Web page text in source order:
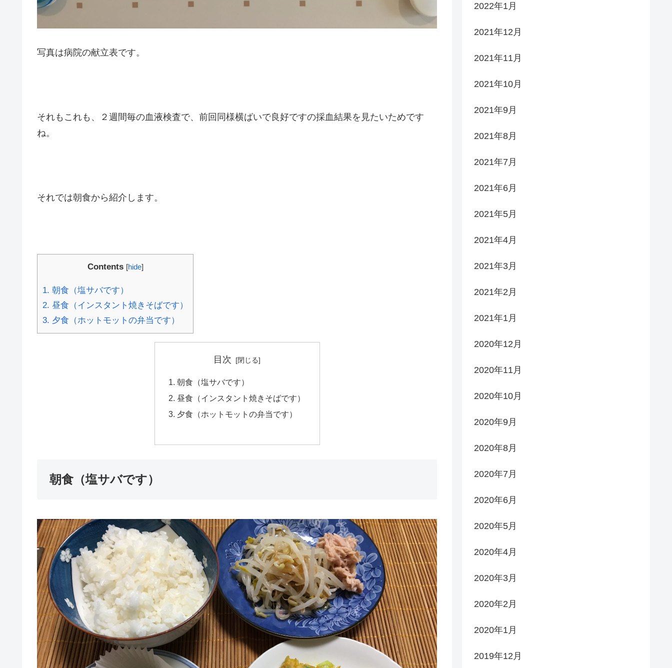
写真は病院の献立表です。
それもこれも、２週間毎の血液検査で、前回同様横ばいで良好ですの採血結果を見たいためです
ね。
それでは朝食から紹介します。
Contents [hide]
1. 朝食（塩サバです）
2. 昼食（インスタント焼きそばです）
3. 夕食（ホットモットの弁当です）
目次
朝食（塩サバです）
昼食（インスタント焼きそばです）
夕食（ホットモットの弁当です）
朝食（塩サバです）
2022年1月
2021年12月
2021年11月
2021年10月
2021年9月
2021年8月
2021年7月
2021年6月
2021年5月
2021年4月
2021年3月
2021年2月
2021年1月
2020年12月
2020年11月
2020年10月
2020年9月
2020年8月
2020年7月
2020年6月
2020年5月
2020年4月
2020年3月
2020年2月
2020年1月
2019年12月